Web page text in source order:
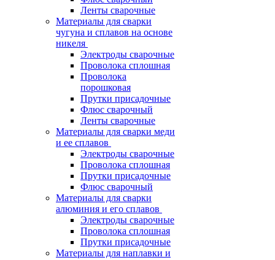
Ленты сварочные
Материалы для сварки
чугуна и сплавов на основе
никеля
Электроды сварочные
Проволока сплошная
Проволока
порошковая
Прутки присадочные
Флюс сварочный
Ленты сварочные
Материалы для сварки меди
и ее сплавов
Электроды сварочные
Проволока сплошная
Прутки присадочные
Флюс сварочный
Материалы для сварки
алюминия и его сплавов
Электроды сварочные
Проволока сплошная
Прутки присадочные
Материалы для наплавки и